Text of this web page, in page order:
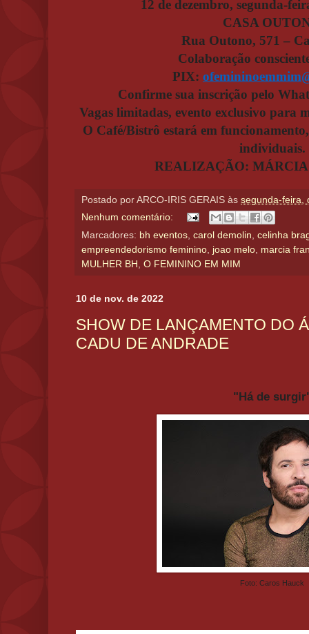
12 de dezembro, segunda-
CASA
Rua Outono, 571 –
Colaboração
PIX:
Confirme sua inscrição pelo
Vagas limitadas, evento exclusivo para
O Café/Bistrô estará em
individuais.
REALIZAÇÃO: MÁRCIA
Postado por ARCO-IRIS GERAIS às segunda-feira,
Nenhum comentário:
Marcadores: bh eventos, carol demolin, celinha
empreendedorismo feminino, joao melo, marcia
MULHER BH , O FEMININO EM MIM
10 de nov. de 2022
SHOW DE LANÇAMENTO DO
CADU DE ANDRADE
"Há de
Foto: Caros Hauck